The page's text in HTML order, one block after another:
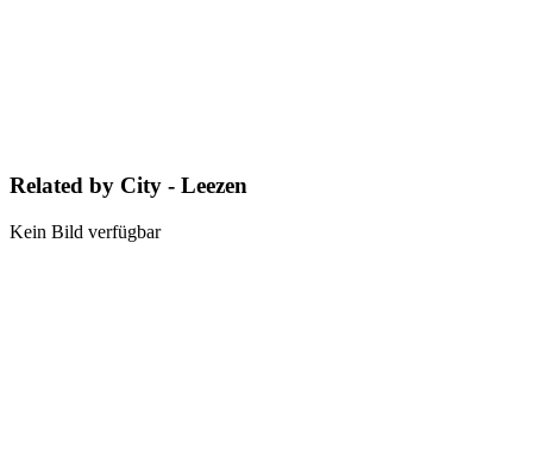
Related by City - Leezen
Kein Bild verfügbar